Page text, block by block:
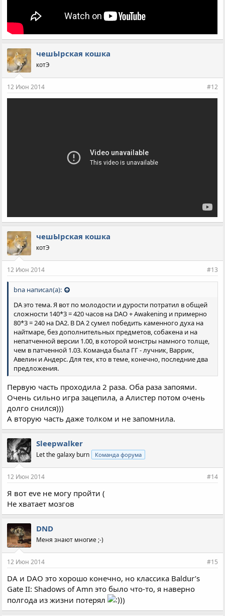
чешЫрская кошка
котЭ
12 Июн 2014 #12
чешЫрская кошка
котЭ
12 Июн 2014 #13
bna написал(а):
DA это тема. Я вот по молодости и дурости потратил в общей
сложности 140*3 = 420 часов на DAO + Awakening и примерно
80*3 = 240 на DA2. В DA 2 сумел победить каменного духа на
найтмаре, без дополнительных предметов, собакена и на
непатченной версии 1.00, в которой монстры намного толще,
чем в патченной 1.03. Команда была ГГ - лучник, Варрик,
Авелин и Андерс. Для тех, кто в теме, конечно, последние два
предложения.
Первую часть проходила 2 раза. Оба раза запоями.
Очень сильно игра зацепила, а Алистер потом очень
долго снился)))
А вторую часть даже толком и не запомнила.
Sleepwalker
Let the galaxy burn Команда форума
12 Июн 2014 #14
Я вот eve не могу пройти (
Не хватает мозгов
DND
Меня знают многие ;-)
12 Июн 2014 #15
DA и DAO это хорошо конечно, но классика Baldur’s
Gate II: Shadows of Amn это было что-то, я наверно
полгода из жизни потерял
)